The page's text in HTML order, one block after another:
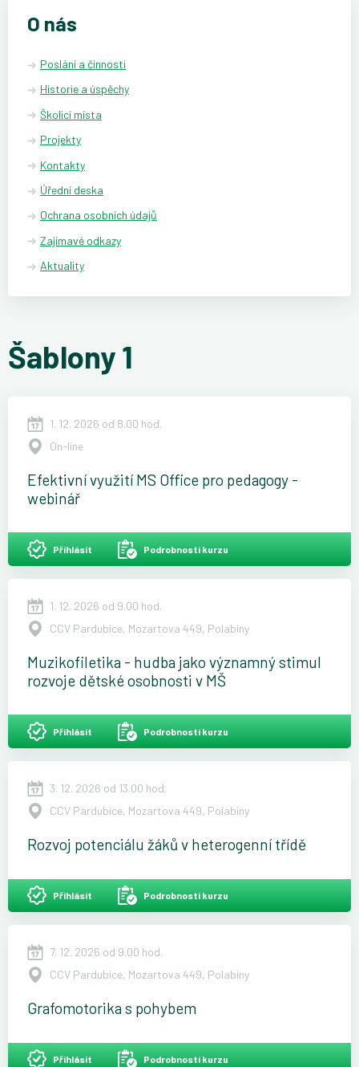
O nás
Poslání a činnosti
Historie a úspěchy
Školicí místa
Projekty
Kontakty
Úřední deska
Ochrana osobních údajů
Zajímavé odkazy
Aktuality
Šablony 1
1. 12. 2026 od 8.00 hod.
On-line
Efektivní využití MS Office pro pedagogy -
webinář
Přihlásit Podrobnosti kurzu
1. 12. 2026 od 9.00 hod.
CCV Pardubice, Mozartova 449, Polabiny
Muzikofiletika - hudba jako významný stimul
rozvoje dětské osobnosti v MŠ
Přihlásit Podrobnosti kurzu
3. 12. 2026 od 13.00 hod.
CCV Pardubice, Mozartova 449, Polabiny
Rozvoj potenciálu žáků v heterogenní třídě
Přihlásit Podrobnosti kurzu
7. 12. 2026 od 9.00 hod.
CCV Pardubice, Mozartova 449, Polabiny
Grafomotorika s pohybem
Přihlásit Podrobnosti kurzu